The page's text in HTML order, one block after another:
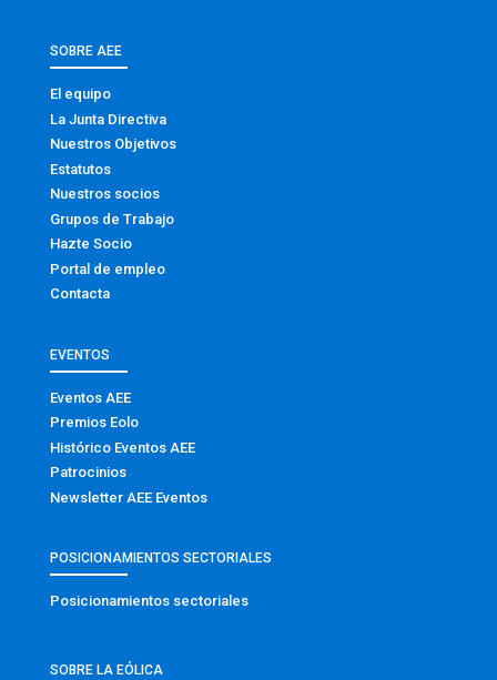
SOBRE AEE
El equipo
La Junta Directiva
Nuestros Objetivos
Estatutos
Nuestros socios
Grupos de Trabajo
Hazte Socio
Portal de empleo
Contacta
EVENTOS
Eventos AEE
Premios Eolo
Histórico Eventos AEE
Patrocinios
Newsletter AEE Eventos
POSICIONAMIENTOS SECTORIALES
Posicionamientos sectoriales
SOBRE LA EÓLICA